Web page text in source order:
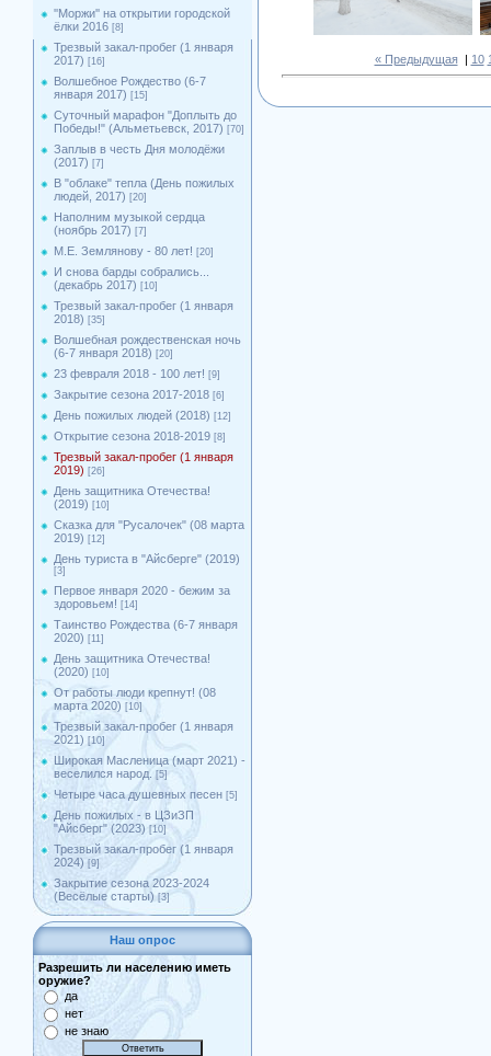
''Моржи'' на открытии городской
ёлки 2016 [8]
Трезвый закал-пробег (1 января
2017) [16]
Волшебное Рождество (6-7
января 2017) [15]
Суточный марафон "Доплыть до
Победы!" (Альметьевск, 2017) [70]
Заплыв в честь Дня молодёжи
(2017) [7]
В "облаке" тепла (День пожилых
людей, 2017) [20]
Наполним музыкой сердца
(ноябрь 2017) [7]
М.Е. Землянову - 80 лет! [20]
И снова барды собрались...
(декабрь 2017) [10]
Трезвый закал-пробег (1 января
2018) [35]
Волшебная рождественская ночь
(6-7 января 2018) [20]
23 февраля 2018 - 100 лет! [9]
Закрытие сезона 2017-2018 [6]
День пожилых людей (2018) [12]
Открытие сезона 2018-2019 [8]
Трезвый закал-пробег (1 января
2019) [26]
День защитника Отечества!
(2019) [10]
Сказка для "Русалочек" (08 марта
2019) [12]
День туриста в "Айсберге" (2019)
[3]
Первое января 2020 - бежим за
здоровьем! [14]
Таинство Рождества (6-7 января
2020) [11]
День защитника Отечества!
(2020) [10]
От работы люди крепнут! (08
марта 2020) [10]
Трезвый закал-пробег (1 января
2021) [10]
Широкая Масленица (март 2021) -
веселился народ.
[5]
Четыре часа душевных песен [5]
День пожилых - в ЦЗиЗП
"Айсберг" (2023) [10]
Трезвый закал-пробег (1 января
2024) [9]
Закрытие сезона 2023-2024
(Весёлые старты) [3]
Наш опрос
Разрешить ли населению иметь
оружие?
да
нет
не знаю
« Предыдущая| 10